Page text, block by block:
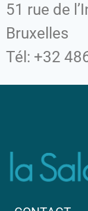
51 rue de
Bruxelles
Tél: +32